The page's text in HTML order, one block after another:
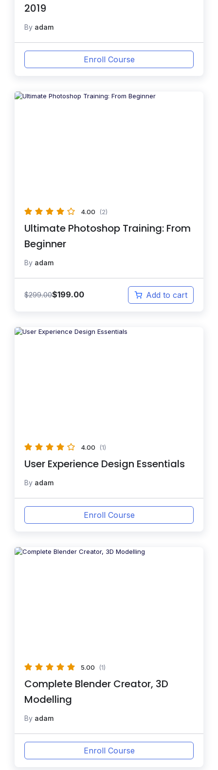
2019
By adam
Enroll Course
4.00 (2)
Ultimate Photoshop Training: From
Beginner
By adam
$299.00$199.00 Add to cart
4.00 (1)
User Experience Design Essentials
By adam
Enroll Course
5.00 (1)
Complete Blender Creator, 3D
Modelling
By adam
Enroll Course